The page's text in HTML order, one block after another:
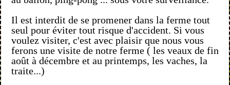
Il est interdit de se promener dans la ferme tout
seul pour éviter tout risque d'accident. Si vous
voulez visiter, c'est avec plaisir que nous vous
ferons une visite de notre ferme ( les veaux de fin
août à décembre et au printemps, les vaches, la
traite...)